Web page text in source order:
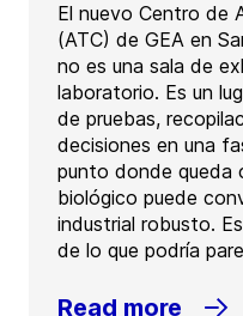
El nuevo Centro de
(ATC) de GEA en
no es una sala de
laboratorio. Es un
de pruebas,
decisiones en una
punto donde queda
biológico puede
industrial robusto.
de lo que podría
Read more